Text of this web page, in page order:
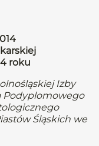
roku
Izby
Podyplomowego
Śląskich we